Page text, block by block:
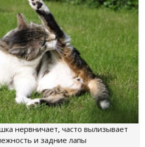
нервничает, часто вылизывает
и задние лапы